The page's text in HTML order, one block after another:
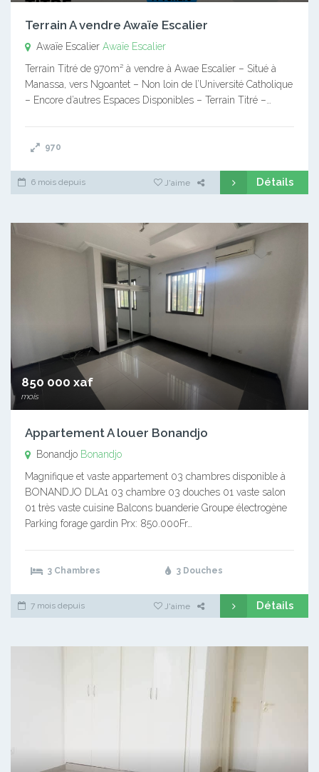
Terrain A vendre Awaïe Escalier
Awaïe Escalier Awaïe Escalier
Terrain Titré de 970m² à vendre à Awae Escalier – Situé à
Manassa, vers Ngoantet – Non loin de l’Université Catholique
– Encore d’autres Espaces Disponibles – Terrain Titré –…
970
6 mois depuis J'aime Détails
850 000 xaf
mois
Appartement A louer Bonandjo
Bonandjo Bonandjo
Magnifique et vaste appartement 03 chambres disponible à
BONANDJO DLA1 03 chambre 03 douches 01 vaste salon
01 très vaste cuisine Balcons buanderie Groupe électrogène
Parking forage gardin Prx: 850.000Fr…
3 Chambres 3 Douches
7 mois depuis J'aime Détails